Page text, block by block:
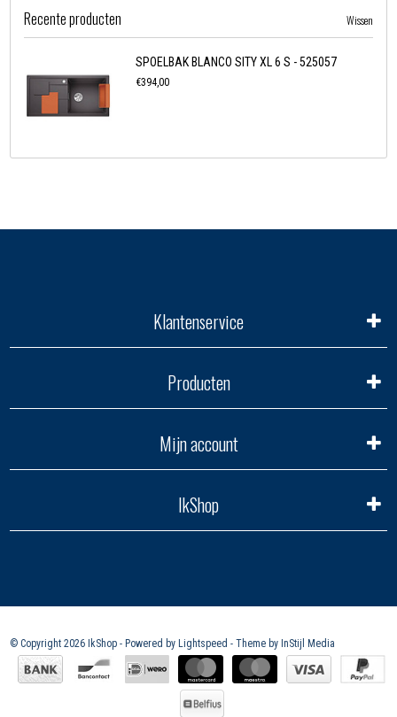
Recente producten Wissen
SPOELBAK BLANCO SITY XL 6 S - 525057
€394,00
Klantenservice
Producten
Mijn account
IkShop
© Copyright 2026 IkShop - Powered by Lightspeed - Theme by InStijl Media